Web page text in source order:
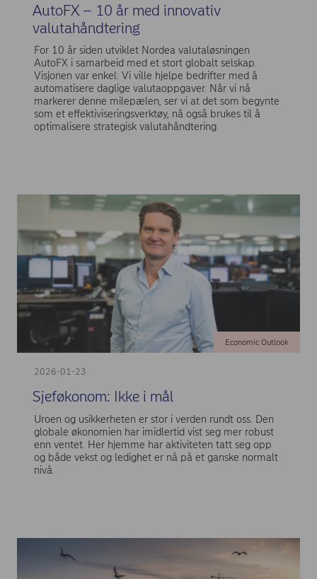
AutoFX – 10 år med innovativ
valutahåndtering
For 10 år siden utviklet Nordea valutaløsningen
AutoFX i samarbeid med et stort globalt selskap.
Visjonen var enkel: Vi ville hjelpe bedrifter med å
automatisere daglige valutaoppgaver. Når vi nå
markerer denne milepælen, ser vi at det som begynte
som et effektiviseringsverktøy, nå også brukes til å
optimalisere strategisk valutahåndtering.
2026-01-23
Economic Outlook
Sjeføkonom: Ikke i mål
Uroen og usikkerheten er stor i verden rundt oss. Den
globale økonomien har imidlertid vist seg mer robust
enn ventet. Her hjemme har aktiviteten tatt seg opp
og både vekst og ledighet er nå på et ganske normalt
nivå.